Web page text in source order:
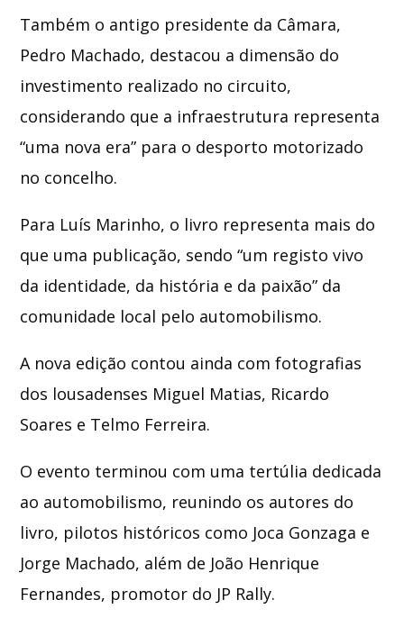
Também o antigo presidente da Câmara,
Pedro Machado, destacou a dimensão do
investimento realizado no circuito,
considerando que a infraestrutura representa
“uma nova era” para o desporto motorizado
no concelho.
Para Luís Marinho, o livro representa mais do
que uma publicação, sendo “um registo vivo
da identidade, da história e da paixão” da
comunidade local pelo automobilismo.
A nova edição contou ainda com fotografias
dos lousadenses Miguel Matias, Ricardo
Soares e Telmo Ferreira.
O evento terminou com uma tertúlia dedicada
ao automobilismo, reunindo os autores do
livro, pilotos históricos como Joca Gonzaga e
Jorge Machado, além de João Henrique
Fernandes, promotor do JP Rally.